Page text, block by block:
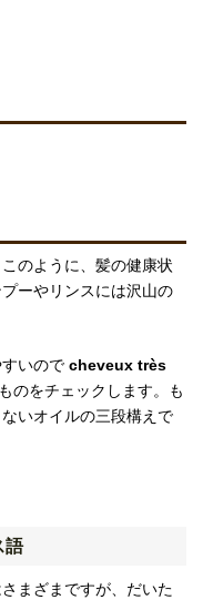
のように、髪の健康状
ーやリンスには沢山の
いので cheveux très
のをチェックします。も
いオイルの三段構えで
語
まざまですが、だいた